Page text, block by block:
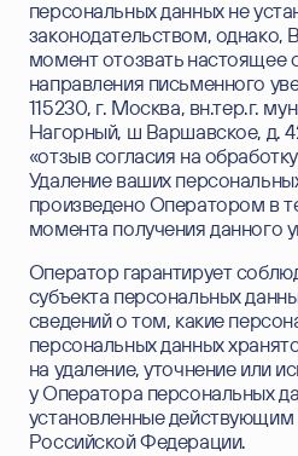
персональных данных не
законодательством, однако,
момент отозвать настоящее
направления письменного
115230, г. Москва, вн.тер.г.
Нагорный, ш Варшавское, д.
«отзыв согласия на
Удаление ваших
произведено Оператором в
момента получения данного
Оператор гарантирует
субъекта персональных
сведений о том, какие
персональных данных
на удаление, уточнение или
у Оператора персональных
установленные действующим
Российской Федерации.
EMAIL
КОМПАНИЯ
СООБЩЕНИЕ
Согласен на обработку
подтверждаю, что
конфиденциальности
Этот сайт защищен
Уведомление об условиях
сервисом.
Отправить